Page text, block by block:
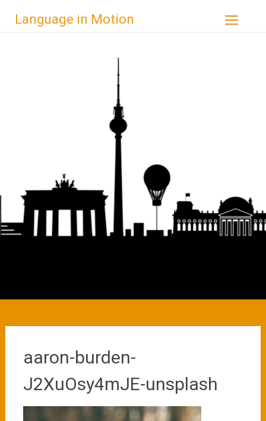
Inhalt
springen
Language in Motion
aaron-burden-
J2XuOsy4mJE-unsplash